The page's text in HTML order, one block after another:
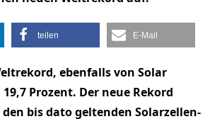
teilen E-Mail
ebenfalls von Solar
Prozent. Der neue Rekord
bis dato geltenden Solarzellen-